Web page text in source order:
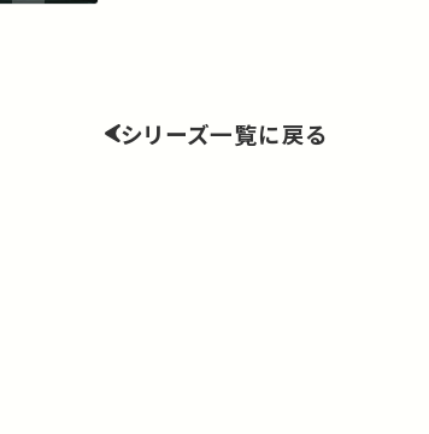
シリーズ一覧に戻る